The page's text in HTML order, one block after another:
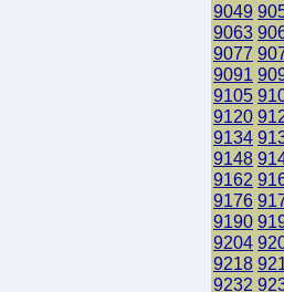
9049
9063
9077
9091
9105
9120
9134
9148
9162
9176
9190
9204
9218
9232